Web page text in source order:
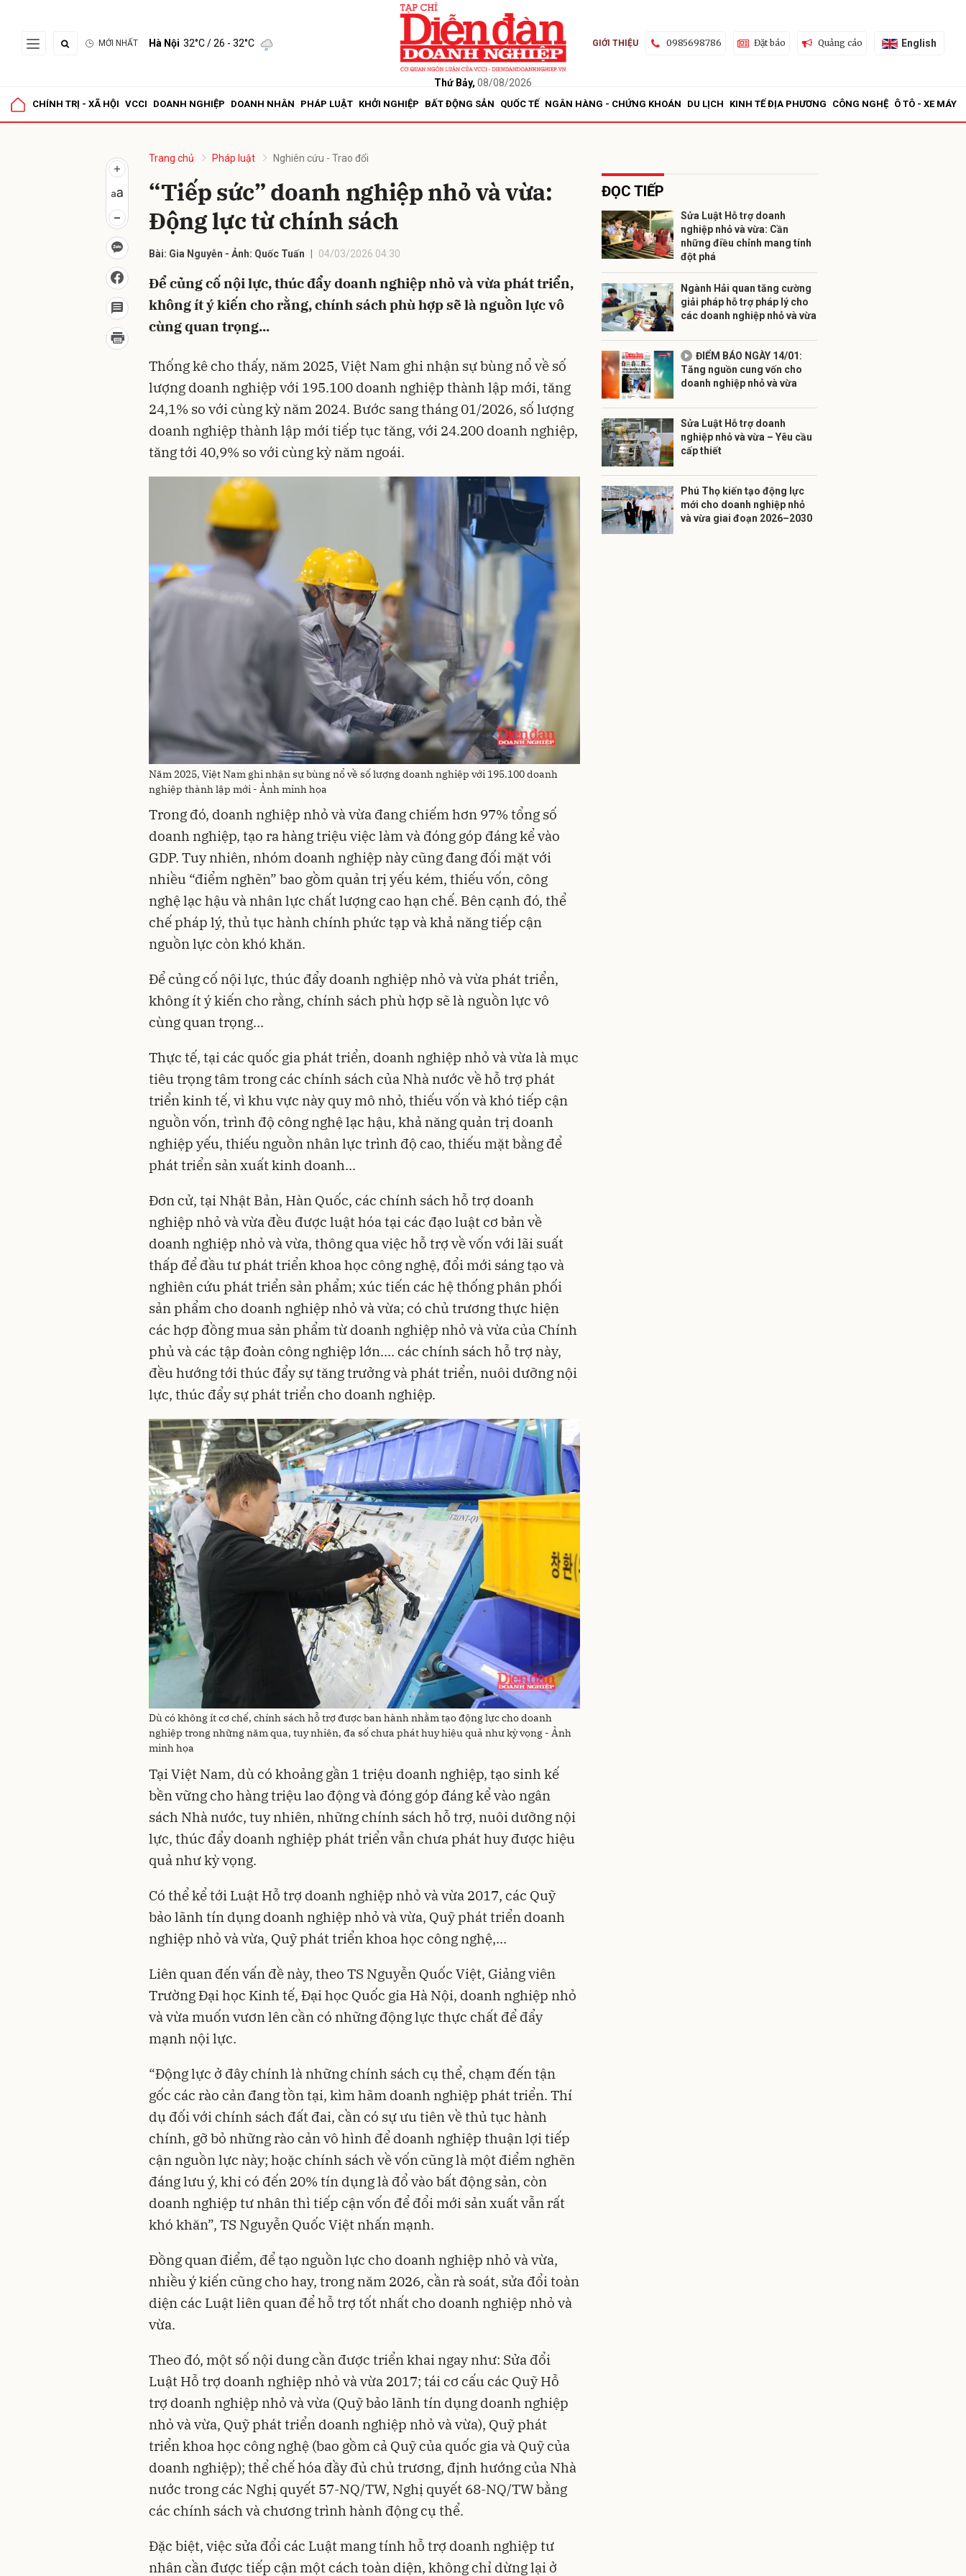
MỚI NHẤT Hà Nội 32°C/ 26 - 32°C
Thứ Bảy, 08/08/2026
GIỚI THIỆU 0985698786 Đặt báo Quảng cáo English
CHÍNH TRỊ - XÃ HỘI VCCI DOANH NGHIỆP DOANH NHÂN PHÁP LUẬT KHỞI NGHIỆP BẤT ĐỘNG SẢN QUỐC TẾ NGÂN HÀNG - CHỨNG KHOÁN DU LỊCH KINH TẾ ĐỊA PHƯƠNG CÔNG NGHỆ Ô TÔ - XE MÁY
Trang chủ Pháp luật Nghiên cứu - Trao đổi
“Tiếp sức” doanh nghiệp nhỏ và vừa:
Động lực từ chính sách
Bài: Gia Nguyễn - Ảnh: Quốc Tuấn 04/03/2026 04:30
Để củng cố nội lực, thúc đẩy doanh nghiệp nhỏ và vừa phát triển,
không ít ý kiến cho rằng, chính sách phù hợp sẽ là nguồn lực vô
cùng quan trọng...
Thống kê cho thấy, năm 2025, Việt Nam ghi nhận sự bùng nổ về số
lượng doanh nghiệp với 195.100 doanh nghiệp thành lập mới, tăng
24,1% so với cùng kỳ năm 2024. Bước sang tháng 01/2026, số lượng
doanh nghiệp thành lập mới tiếp tục tăng, với 24.200 doanh nghiệp,
tăng tới 40,9% so với cùng kỳ năm ngoái.
Năm 2025, Việt Nam ghi nhận sự bùng nổ về số lượng doanh nghiệp với 195.100 doanh
nghiệp thành lập mới - Ảnh minh họa
Trong đó, doanh nghiệp nhỏ và vừa đang chiếm hơn 97% tổng số
doanh nghiệp, tạo ra hàng triệu việc làm và đóng góp đáng kể vào
GDP. Tuy nhiên, nhóm doanh nghiệp này cũng đang đối mặt với
nhiều “điểm nghẽn” bao gồm quản trị yếu kém, thiếu vốn, công
nghệ lạc hậu và nhân lực chất lượng cao hạn chế. Bên cạnh đó, thể
chế pháp lý, thủ tục hành chính phức tạp và khả năng tiếp cận
nguồn lực còn khó khăn.
Để củng cố nội lực, thúc đẩy doanh nghiệp nhỏ và vừa phát triển,
không ít ý kiến cho rằng, chính sách phù hợp sẽ là nguồn lực vô
cùng quan trọng...
Thực tế, tại các quốc gia phát triển, doanh nghiệp nhỏ và vừa là mục
tiêu trọng tâm trong các chính sách của Nhà nước về hỗ trợ phát
triển kinh tế, vì khu vực này quy mô nhỏ, thiếu vốn và khó tiếp cận
nguồn vốn, trình độ công nghệ lạc hậu, khả năng quản trị doanh
nghiệp yếu, thiếu nguồn nhân lực trình độ cao, thiếu mặt bằng để
phát triển sản xuất kinh doanh...
Đơn cử, tại Nhật Bản, Hàn Quốc, các chính sách hỗ trợ doanh
nghiệp nhỏ và vừa đều được luật hóa tại các đạo luật cơ bản về
doanh nghiệp nhỏ và vừa, thông qua việc hỗ trợ về vốn với lãi suất
thấp để đầu tư phát triển khoa học công nghệ, đổi mới sáng tạo và
nghiên cứu phát triển sản phẩm; xúc tiến các hệ thống phân phối
sản phẩm cho doanh nghiệp nhỏ và vừa; có chủ trương thực hiện
các hợp đồng mua sản phẩm từ doanh nghiệp nhỏ và vừa của Chính
phủ và các tập đoàn công nghiệp lớn.... các chính sách hỗ trợ này,
đều hướng tới thúc đẩy sự tăng trưởng và phát triển, nuôi dưỡng nội
lực, thúc đẩy sự phát triển cho doanh nghiệp.
Dù có không ít cơ chế, chính sách hỗ trợ được ban hành nhằm tạo động lực cho doanh
nghiệp trong những năm qua, tuy nhiên, đa số chưa phát huy hiệu quả như kỳ vọng - Ảnh
minh họa
Tại Việt Nam, dù có khoảng gần 1 triệu doanh nghiệp, tạo sinh kế
bền vững cho hàng triệu lao động và đóng góp đáng kể vào ngân
sách Nhà nước, tuy nhiên, những chính sách hỗ trợ, nuôi dưỡng nội
lực, thúc đẩy doanh nghiệp phát triển vẫn chưa phát huy được hiệu
quả như kỳ vọng.
Có thể kể tới Luật Hỗ trợ doanh nghiệp nhỏ và vừa 2017, các Quỹ
bảo lãnh tín dụng doanh nghiệp nhỏ và vừa, Quỹ phát triển doanh
nghiệp nhỏ và vừa, Quỹ phát triển khoa học công nghệ,...
Liên quan đến vấn đề này, theo TS Nguyễn Quốc Việt, Giảng viên
Trường Đại học Kinh tế, Đại học Quốc gia Hà Nội, doanh nghiệp nhỏ
và vừa muốn vươn lên cần có những động lực thực chất để đẩy
mạnh nội lực.
“Động lực ở đây chính là những chính sách cụ thể, chạm đến tận
gốc các rào cản đang tồn tại, kìm hãm doanh nghiệp phát triển. Thí
dụ đối với chính sách đất đai, cần có sự ưu tiên về thủ tục hành
chính, gỡ bỏ những rào cản vô hình để doanh nghiệp thuận lợi tiếp
cận nguồn lực này; hoặc chính sách về vốn cũng là một điểm nghẽn
đáng lưu ý, khi có đến 20% tín dụng là đổ vào bất động sản, còn
doanh nghiệp tư nhân thì tiếp cận vốn để đổi mới sản xuất vẫn rất
khó khăn”, TS Nguyễn Quốc Việt nhấn mạnh.
Đồng quan điểm, để tạo nguồn lực cho doanh nghiệp nhỏ và vừa,
nhiều ý kiến cũng cho hay, trong năm 2026, cần rà soát, sửa đổi toàn
diện các Luật liên quan để hỗ trợ tốt nhất cho doanh nghiệp nhỏ và
vừa.
Theo đó, một số nội dung cần được triển khai ngay như: Sửa đổi
Luật Hỗ trợ doanh nghiệp nhỏ và vừa 2017; tái cơ cấu các Quỹ Hỗ
trợ doanh nghiệp nhỏ và vừa (Quỹ bảo lãnh tín dụng doanh nghiệp
nhỏ và vừa, Quỹ phát triển doanh nghiệp nhỏ và vừa), Quỹ phát
triển khoa học công nghệ (bao gồm cả Quỹ của quốc gia và Quỹ của
doanh nghiệp); thể chế hóa đầy đủ chủ trương, định hướng của Nhà
nước trong các Nghị quyết 57-NQ/TW, Nghị quyết 68-NQ/TW bằng
các chính sách và chương trình hành động cụ thể.
Đặc biệt, việc sửa đổi các Luật mang tính hỗ trợ doanh nghiệp tư
nhân cần được tiếp cận một cách toàn diện, không chỉ dừng lại ở
ĐỌC TIẾP
Sửa Luật Hỗ trợ doanh
nghiệp nhỏ và vừa: Cần
những điều chỉnh mang tính
đột phá
Ngành Hải quan tăng cường
giải pháp hỗ trợ pháp lý cho
các doanh nghiệp nhỏ và vừa
ĐIỂM BÁO NGÀY 14/01:
Tăng nguồn cung vốn cho
doanh nghiệp nhỏ và vừa
Sửa Luật Hỗ trợ doanh
nghiệp nhỏ và vừa – Yêu cầu
cấp thiết
Phú Thọ kiến tạo động lực
mới cho doanh nghiệp nhỏ
và vừa giai đoạn 2026–2030
Gửi